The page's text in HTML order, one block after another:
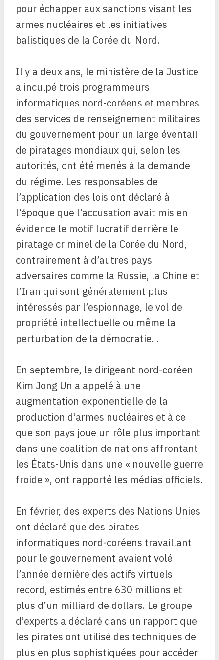
pour échapper aux sanctions visant les
armes nucléaires et les initiatives
balistiques de la Corée du Nord.
Il y a deux ans, le ministère de la Justice
a inculpé trois programmeurs
informatiques nord-coréens et membres
des services de renseignement militaires
du gouvernement pour un large éventail
de piratages mondiaux qui, selon les
autorités, ont été menés à la demande
du régime. Les responsables de
l’application des lois ont déclaré à
l’époque que l’accusation avait mis en
évidence le motif lucratif derrière le
piratage criminel de la Corée du Nord,
contrairement à d’autres pays
adversaires comme la Russie, la Chine et
l’Iran qui sont généralement plus
intéressés par l’espionnage, le vol de
propriété intellectuelle ou même la
perturbation de la démocratie. .
En septembre, le dirigeant nord-coréen
Kim Jong Un a appelé à une
augmentation exponentielle de la
production d’armes nucléaires et à ce
que son pays joue un rôle plus important
dans une coalition de nations affrontant
les États-Unis dans une « nouvelle guerre
froide », ont rapporté les médias officiels.
En février, des experts des Nations Unies
ont déclaré que des pirates
informatiques nord-coréens travaillant
pour le gouvernement avaient volé
l’année dernière des actifs virtuels
record, estimés entre 630 millions et
plus d’un milliard de dollars. Le groupe
d’experts a déclaré dans un rapport que
les pirates ont utilisé des techniques de
plus en plus sophistiquées pour accéder